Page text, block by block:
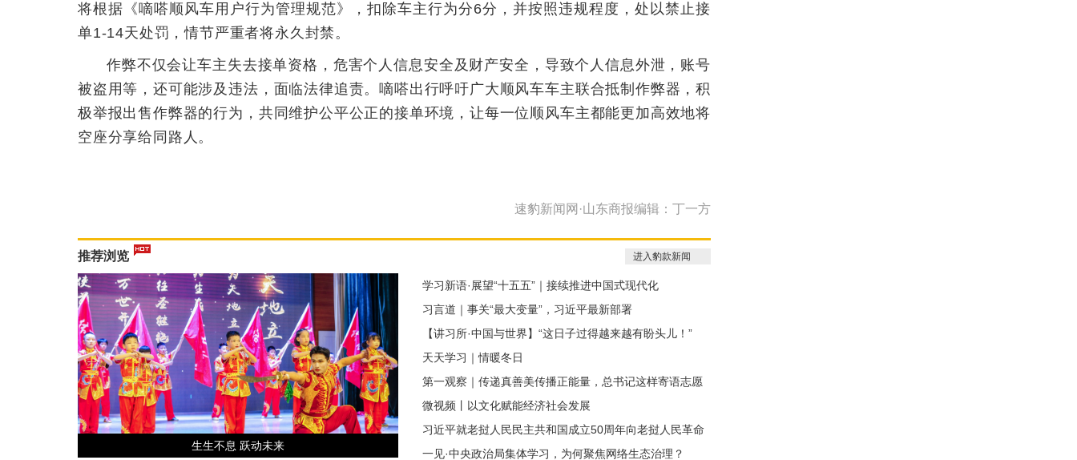
将根据《嘀嗒顺风车用户行为管理规范》，扣除车主行为分6分，并按照违规程度，处以禁止接
单1-14天处罚，情节严重者将永久封禁。
作弊不仅会让车主失去接单资格，危害个人信息安全及财产安全，导致个人信息外泄，账号
被盗用等，还可能涉及违法，面临法律追责。嘀嗒出行呼吁广大顺风车车主联合抵制作弊器，积
极举报出售作弊器的行为，共同维护公平公正的接单环境，让每一位顺风车主都能更加高效地将
空座分享给同路人。
速豹新闻网·山东商报编辑：丁一方
推荐浏览 进入豹款新闻
生生不息 跃动未来
学习新语·展望“十五五”｜接续推进中国式现代化
习言道｜事关“最大变量”，习近平最新部署
【讲习所·中国与世界】“这日子过得越来越有盼头儿！”
天天学习｜情暖冬日
第一观察｜传递真善美传播正能量，总书记这样寄语志愿
服务
微视频丨以文化赋能经济社会发展
习近平就老挝人民民主共和国成立50周年向老挝人民革命
党中央委员会总书记、国家主席通伦致贺电
一见·中央政治局集体学习，为何聚焦网络生态治理？